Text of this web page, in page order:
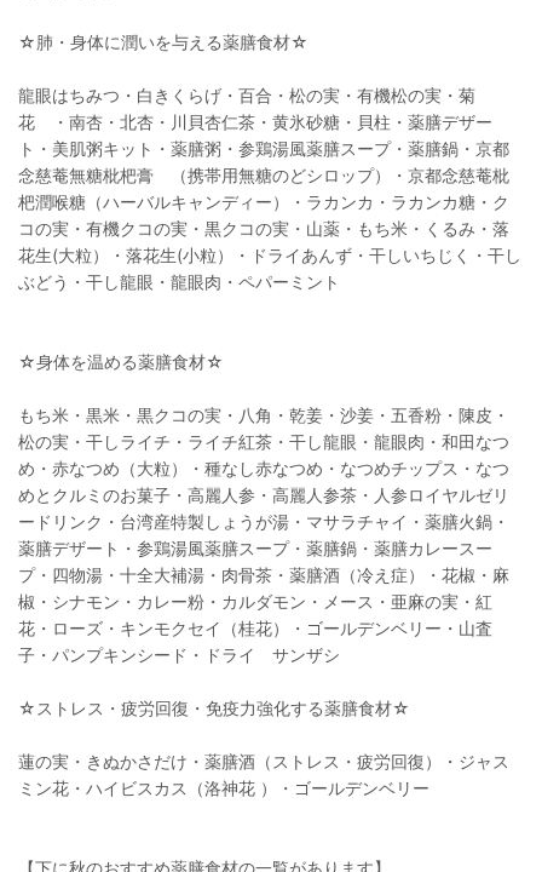
☆肺・身体に潤いを与える薬膳食材☆
龍眼はちみつ・白きくらげ・百合・松の実・有機松の実・菊
花 ・南杏・北杏・川貝杏仁茶・黄氷砂糖・貝柱・薬膳デザー
ト・美肌粥キット・薬膳粥・参鶏湯風薬膳スープ・薬膳鍋・京都
念慈菴無糖枇杷膏 （携帯用無糖のどシロップ）・京都念慈菴枇
杷潤喉糖（ハーバルキャンディー）・ラカンカ・ラカンカ糖・ク
コの実・有機クコの実・黒クコの実・山薬・もち米・くるみ・落
花生(大粒）・落花生(小粒）・ドライあんず・干しいちじく・干し
ぶどう・干し龍眼・龍眼肉・ペパーミント
☆身体を温める薬膳食材☆
もち米・黒米・黒クコの実・八角・乾姜・沙姜・五香粉・陳皮・
松の実・干しライチ・ライチ紅茶・干し龍眼・龍眼肉・和田なつ
め・赤なつめ（大粒）・種なし赤なつめ・なつめチップス・なつ
めとクルミのお菓子・高麗人参・高麗人参茶・人参ロイヤルゼリ
ードリンク・台湾産特製しょうが湯・マサラチャイ・薬膳火鍋・
薬膳デザート・参鶏湯風薬膳スープ・薬膳鍋・薬膳カレースー
プ・四物湯・十全大補湯・肉骨茶・薬膳酒（冷え症）・花椒・麻
椒・シナモン・カレー粉・カルダモン・メース・亜麻の実・紅
花・ローズ・キンモクセイ（桂花）・ゴールデンベリー・山査
子・パンプキンシード・ドライ サンザシ
☆ストレス・疲労回復・免疫力強化する薬膳食材☆
蓮の実・きぬかさだけ・薬膳酒（ストレス・疲労回復）・ジャス
ミン花・ハイビスカス（洛神花 ）・ゴールデンベリー
【下に秋のおすすめ薬膳食材の一覧があります】